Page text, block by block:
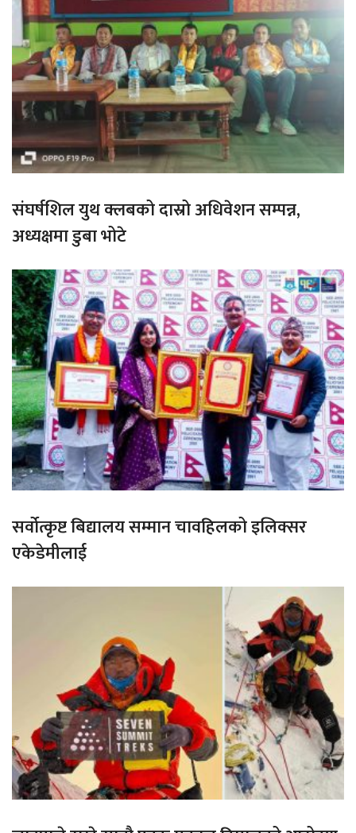
संघर्षशिल युथ क्लबको दास्रो अधिवेशन सम्पन्न,
अध्यक्षमा डुबा भोटे
सर्वोत्कृष्ट बिद्यालय सम्मान चावहिलको इलिक्सर
एकेडेमीलाई